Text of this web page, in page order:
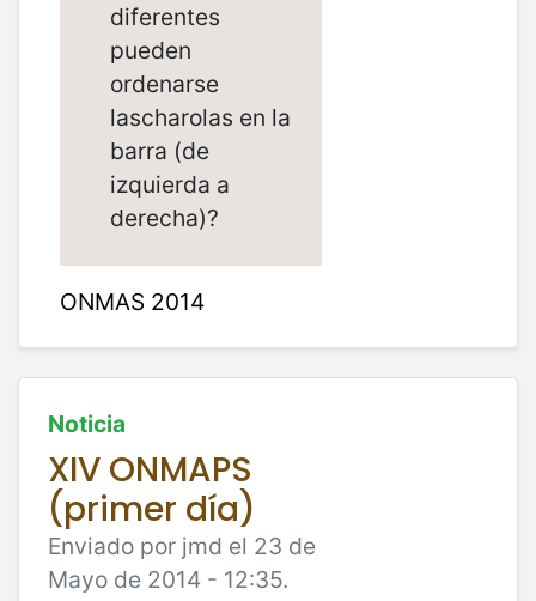
diferentes
pueden
ordenarse
lascharolas en la
barra (de
izquierda a
derecha)?
ONMAS 2014
Noticia
XIV ONMAPS
(primer día)
Enviado por jmd el 23 de
Mayo de 2014 - 12:35.